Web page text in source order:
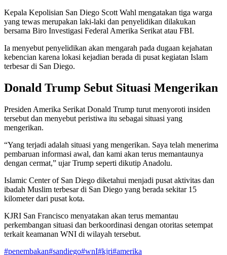
Kepala Kepolisian San Diego Scott Wahl mengatakan tiga warga
yang tewas merupakan laki-laki dan penyelidikan dilakukan
bersama Biro Investigasi Federal Amerika Serikat atau FBI.
Ia menyebut penyelidikan akan mengarah pada dugaan kejahatan
kebencian karena lokasi kejadian berada di pusat kegiatan Islam
terbesar di San Diego.
Donald Trump Sebut Situasi Mengerikan
Presiden Amerika Serikat Donald Trump turut menyoroti insiden
tersebut dan menyebut peristiwa itu sebagai situasi yang
mengerikan.
“Yang terjadi adalah situasi yang mengerikan. Saya telah menerima
pembaruan informasi awal, dan kami akan terus memantaunya
dengan cermat,” ujar Trump seperti dikutip Anadolu.
Islamic Center of San Diego diketahui menjadi pusat aktivitas dan
ibadah Muslim terbesar di San Diego yang berada sekitar 15
kilometer dari pusat kota.
KJRI San Francisco menyatakan akan terus memantau
perkembangan situasi dan berkoordinasi dengan otoritas setempat
terkait keamanan WNI di wilayah tersebut.
#penembakan#sandiego#wnI#kjri#amerika